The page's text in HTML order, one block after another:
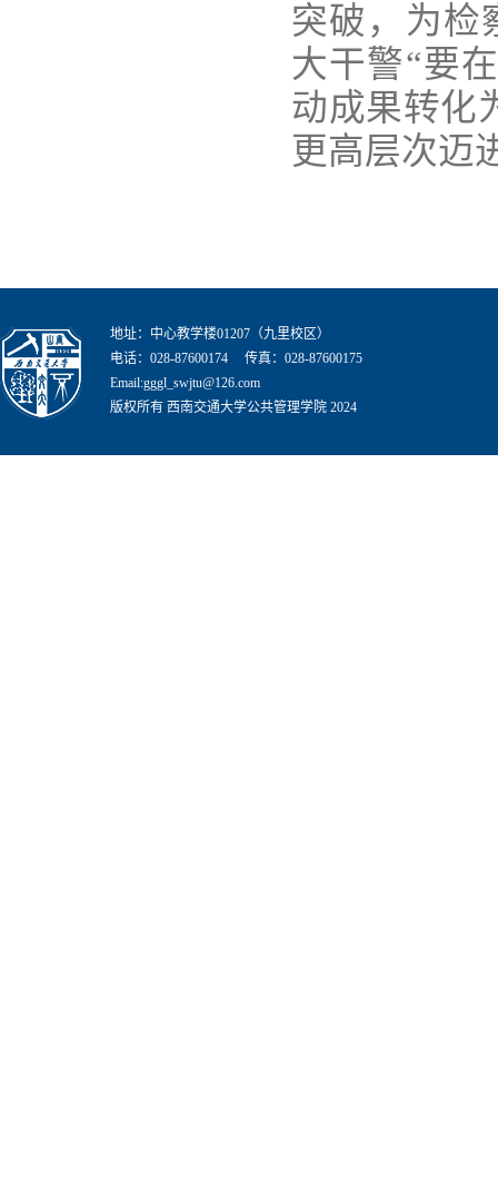
突破，为检
大干警“要
动成果转化
更高层次迈
地址：中心教学楼01207（九里校区）
电话：028-87600174 传真：028-87600175
Email:gggl_swjtu@126.com
版权所有 西南交通大学公共管理学院 2024